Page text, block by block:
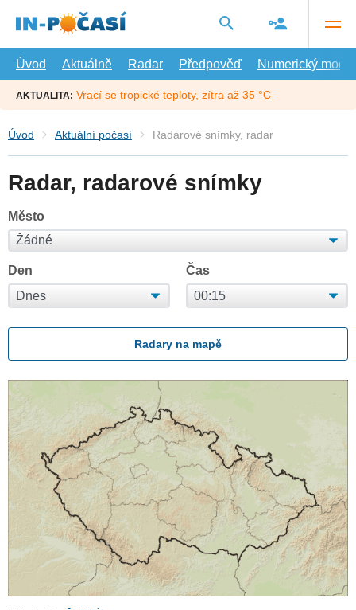
hlavní
Úvod
Aktuálně Radar Předpověď Numerický model
AKTUALITA: Vrací se tropické teploty, zítra až 35 °C
Úvod Aktuální počasí Radarové snímky, radar
Radar, radarové snímky
Město
Den Čas
Radary na mapě